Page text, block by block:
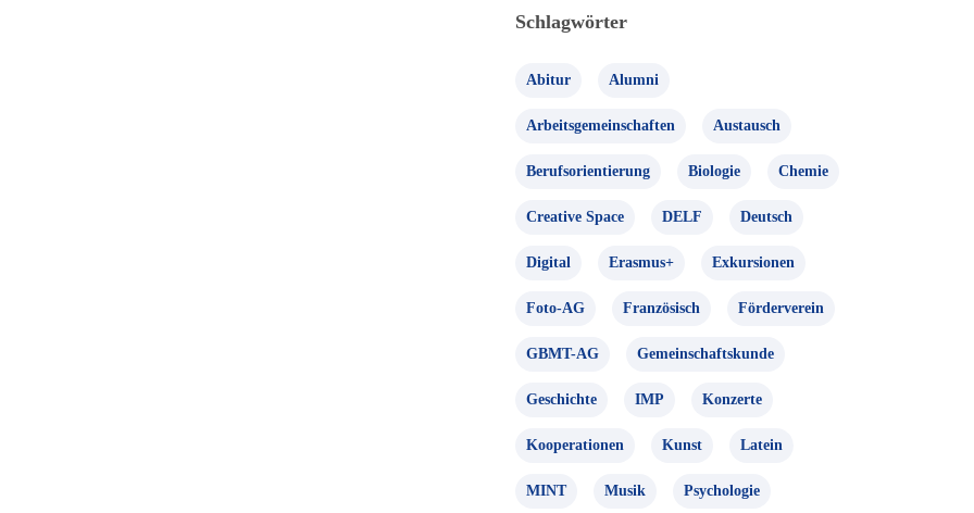
Schlagwörter
Abitur Alumni
Arbeitsgemeinschaften Austausch
Berufsorientierung Biologie Chemie
Creative Space DELF Deutsch
Digital Erasmus+ Exkursionen
Foto-AG Französisch Förderverein
GBMT-AG Gemeinschaftskunde
Geschichte IMP Konzerte
Kooperationen Kunst Latein
MINT Musik Psychologie